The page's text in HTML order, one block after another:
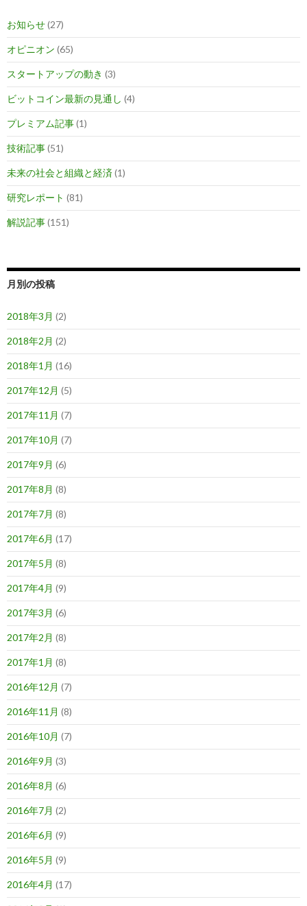
お知らせ(27)
オピニオン (65)
スタートアップの動き (3)
ビットコイン最新の見通し (4)
プレミアム記事(1)
技術記事(51)
未来の社会と組織と経済(1)
研究レポート (81)
解説記事(151)
月別の投稿
2018年3月 (2)
2018年2月 (2)
2018年1月 (16)
2017年12月 (5)
2017年11月 (7)
2017年10月 (7)
2017年9月 (6)
2017年8月 (8)
2017年7月 (8)
2017年6月 (17)
2017年5月 (8)
2017年4月 (9)
2017年3月 (6)
2017年2月 (8)
2017年1月 (8)
2016年12月 (7)
2016年11月 (8)
2016年10月 (7)
2016年9月 (3)
2016年8月 (6)
2016年7月 (2)
2016年6月 (9)
2016年5月 (9)
2016年4月 (17)